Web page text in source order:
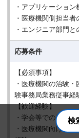
・アプリケーショ
・医療機関側担当
・エンジニア部門と
応募条件
【必須事項】
・医療機関の治験
験事務局業務従事経
【歓迎経験】
・学会等での発表経
・医療機関向けシ
検